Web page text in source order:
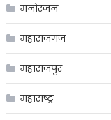
मनोरंजन
महाराजगंज
महाराजपुर
महाराष्ट्र